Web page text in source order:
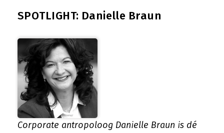
SPOTLIGHT: Danielle Braun
Corporate antropoloog Danielle Braun is dé